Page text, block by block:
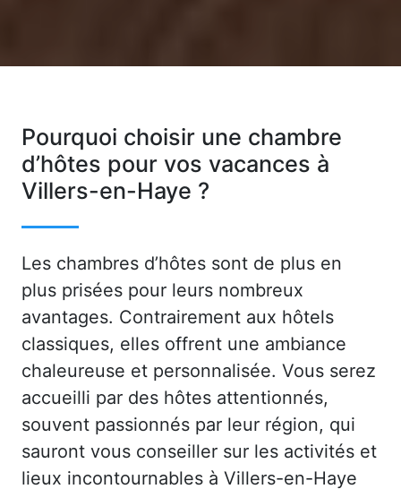
Pourquoi choisir une chambre
d’hôtes pour vos vacances à
Villers-en-Haye ?
Les chambres d’hôtes sont de plus en
plus prisées pour leurs nombreux
avantages. Contrairement aux hôtels
classiques, elles offrent une ambiance
chaleureuse et personnalisée. Vous serez
accueilli par des hôtes attentionnés,
souvent passionnés par leur région, qui
sauront vous conseiller sur les activités et
lieux incontournables à Villers-en-Haye